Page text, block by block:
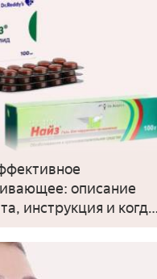
описание
инструкция и когда